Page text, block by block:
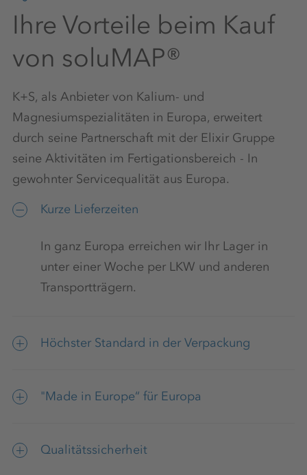
Ihre Vorteile beim Kauf
von soluMAP®
K+S, als Anbieter von Kalium- und
Magnesiumspezialitäten in Europa, erweitert
durch seine Partnerschaft mit der Elixir Gruppe
seine Aktivitäten im Fertigationsbereich - In
gewohnter Servicequalität aus Europa.
Kurze Lieferzeiten
In ganz Europa erreichen wir Ihr Lager in
unter einer Woche per LKW und anderen
Transportträgern.
Höchster Standard in der Verpackung
auf Europaletten
"Made in Europe“ für Europa
zwischen Serbien, der Türkei und der EU
Qualitätssicherheit